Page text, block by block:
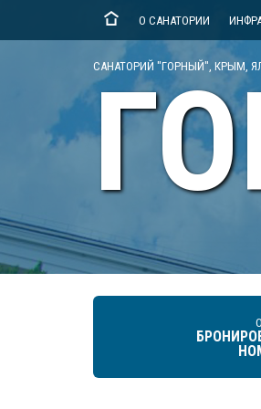
О САНАТОРИИ
САНАТОРИЙ "ГОРНЫЙ", КРЫМ,